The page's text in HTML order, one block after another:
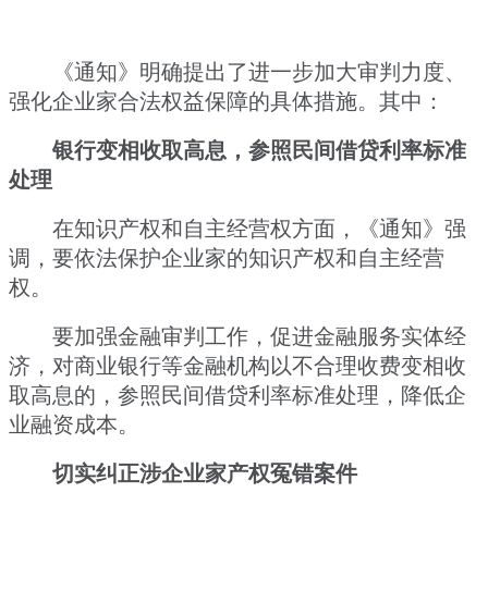
《通知》明确提出了进一步加大审判力度、
强化企业家合法权益保障的具体措施。其中：
银行变相收取高息，参照民间借贷利率标准
处理
在知识产权和自主经营权方面，《通知》强
调，要依法保护企业家的知识产权和自主经营
权。
要加强金融审判工作，促进金融服务实体经
济，对商业银行等金融机构以不合理收费变相收
取高息的，参照民间借贷利率标准处理，降低企
业融资成本。
切实纠正涉企业家产权冤错案件